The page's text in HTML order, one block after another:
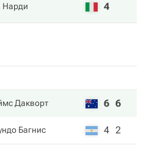
Нарди 4
Дакворт 6 6
Багнис 4 2